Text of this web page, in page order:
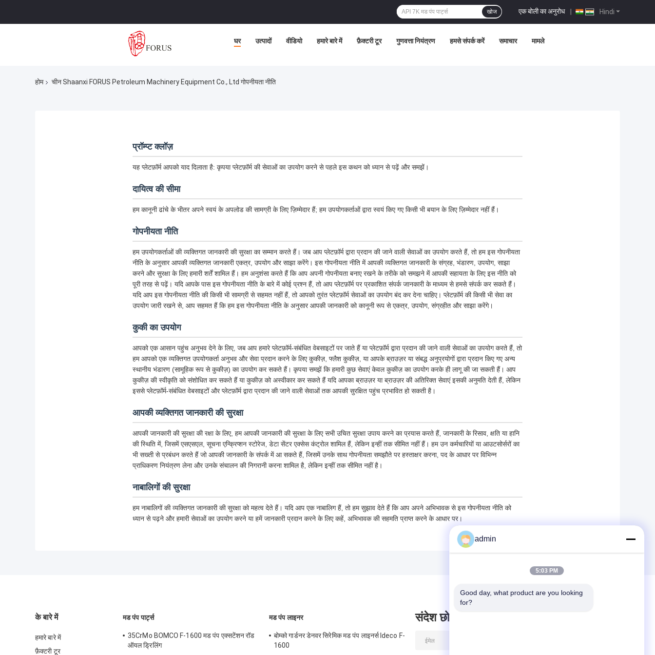
Hindi
एक बोली का अनुरोध |
खोज
घर उत्पादों वीडियो हमारे बारे में फ़ैक्टरी टूर गुणवत्ता नियंत्रण हमसे संपर्क करें समाचार मामले
होम चीन Shaanxi FORUS Petroleum Machinery Equipment Co., Ltd गोपनीयता नीति
प्रॉम्प्ट क्लॉज़
यह प्लेटफ़ॉर्म आपको याद दिलाता है: कृपया प्लेटफ़ॉर्म की सेवाओं का उपयोग करने से पहले इस कथन को ध्यान से पढ़ें और समझें।
दायित्व की सीमा
हम कानूनी ढांचे के भीतर अपने स्वयं के अपलोड की सामग्री के लिए ज़िम्मेदार हैं; हम उपयोगकर्ताओं द्वारा स्वयं किए गए किसी भी बयान के लिए ज़िम्मेदार नहीं हैं।
गोपनीयता नीति
हम उपयोगकर्ताओं की व्यक्तिगत जानकारी की सुरक्षा का सम्मान करते हैं। जब आप प्लेटफ़ॉर्म द्वारा प्रदान की जाने वाली सेवाओं का उपयोग करते हैं, तो हम इस गोपनीयता
नीति के अनुसार आपकी व्यक्तिगत जानकारी एकत्र, उपयोग और साझा करेंगे। इस गोपनीयता नीति में आपकी व्यक्तिगत जानकारी के संग्रह, भंडारण, उपयोग, साझा
करने और सुरक्षा के लिए हमारी शर्तें शामिल हैं। हम अनुशंसा करते हैं कि आप अपनी गोपनीयता बनाए रखने के तरीके को समझने में आपकी सहायता के लिए इस नीति को
पूरी तरह से पढ़ें। यदि आपके पास इस गोपनीयता नीति के बारे में कोई प्रश्न हैं, तो आप प्लेटफ़ॉर्म पर प्रकाशित संपर्क जानकारी के माध्यम से हमसे संपर्क कर सकते हैं।
यदि आप इस गोपनीयता नीति की किसी भी सामग्री से सहमत नहीं हैं, तो आपको तुरंत प्लेटफ़ॉर्म सेवाओं का उपयोग बंद कर देना चाहिए। प्लेटफ़ॉर्म की किसी भी सेवा का
उपयोग जारी रखने से, आप सहमत हैं कि हम इस गोपनीयता नीति के अनुसार आपकी जानकारी को कानूनी रूप से एकत्र, उपयोग, संग्रहीत और साझा करेंगे।
कुकी का उपयोग
आपको एक आसान पहुंच अनुभव देने के लिए, जब आप हमारे प्लेटफ़ॉर्म-संबंधित वेबसाइटों पर जाते हैं या प्लेटफ़ॉर्म द्वारा प्रदान की जाने वाली सेवाओं का उपयोग करते हैं, तो
हम आपको एक व्यक्तिगत उपयोगकर्ता अनुभव और सेवा प्रदान करने के लिए कुकीज़, फ्लैश कुकीज़, या आपके ब्राउज़र या संबद्ध अनुप्रयोगों द्वारा प्रदान किए गए अन्य
स्थानीय भंडारण (सामूहिक रूप से कुकीज़) का उपयोग कर सकते हैं। कृपया समझें कि हमारी कुछ सेवाएं केवल कुकीज़ का उपयोग करके ही लागू की जा सकती हैं। आप
कुकीज़ की स्वीकृति को संशोधित कर सकते हैं या कुकीज़ को अस्वीकार कर सकते हैं यदि आपका ब्राउज़र या ब्राउज़र की अतिरिक्त सेवाएं इसकी अनुमति देती हैं, लेकिन
इससे प्लेटफ़ॉर्म-संबंधित वेबसाइटों और प्लेटफ़ॉर्म द्वारा प्रदान की जाने वाली सेवाओं तक आपकी सुरक्षित पहुंच प्रभावित हो सकती है।
आपकी व्यक्तिगत जानकारी की सुरक्षा
आपकी जानकारी की सुरक्षा की रक्षा के लिए, हम आपकी जानकारी की सुरक्षा के लिए सभी उचित सुरक्षा उपाय करने का प्रयास करते हैं, जानकारी के रिसाव, क्षति या हानि
की स्थिति में, जिसमें एसएसएल, सूचना एन्क्रिप्शन स्टोरेज, डेटा सेंटर एक्सेस कंट्रोल शामिल हैं, लेकिन इन्हीं तक सीमित नहीं हैं। हम उन कर्मचारियों या आउटसोर्सरों का
भी सख्ती से प्रबंधन करते हैं जो आपकी जानकारी के संपर्क में आ सकते हैं, जिसमें उनके साथ गोपनीयता समझौते पर हस्ताक्षर करना, पद के आधार पर विभिन्न
प्राधिकरण नियंत्रण लेना और उनके संचालन की निगरानी करना शामिल है, लेकिन इन्हीं तक सीमित नहीं है।
नाबालिगों की सुरक्षा
हम नाबालिगों की व्यक्तिगत जानकारी की सुरक्षा को महत्व देते हैं। यदि आप एक नाबालिग हैं, तो हम सुझाव देते हैं कि आप अपने अभिभावक से इस गोपनीयता नीति को
ध्यान से पढ़ने और हमारी सेवाओं का उपयोग करने या हमें जानकारी प्रदान करने के लिए कहें, अभिभावक की सहमति प्राप्त करने के आधार पर।
के बारे में
हमारे बारे में
फ़ैक्टरी टूर
मड पंप पार्ट्स
35CrMo BOMCO F-1600 मड पंप एक्सटेंशन रॉड
ऑयल ड्रिलिंग
मड पंप लाइनर
बोम्को गार्डनर डेनवर सिरेमिक मड पंप लाइनर्स Ideco F-
1600
संदेश छोड़ दो
admin
5:03 PM
Good day, what product are you looking
for?